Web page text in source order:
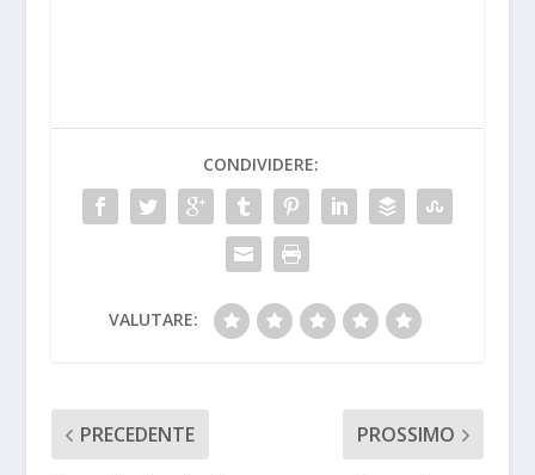
CONDIVIDERE:
VALUTARE:
PRECEDENTE PROSSIMO